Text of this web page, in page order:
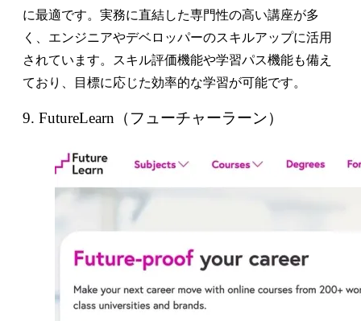
に最適です。実務に直結した専門性の高い講座が多
く、エンジニアやデベロッパーのスキルアップに活用
されています。スキル評価機能や学習パス機能も備え
ており、目標に応じた効率的な学習が可能です。
9. FutureLearn（フューチャーラーン）